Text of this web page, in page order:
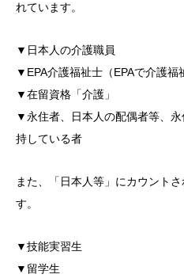
れています。
▼日本人の介護職員
▼EPA介護福祉士（EPAで介護福
▼在留資格「介護」
▼永住者、日本人の配偶者等、
持している者
また、「日本人等」にカウント
す。
▼技能実習生
▼留学生